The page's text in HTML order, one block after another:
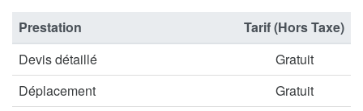
Prestation
Tarif (Hors Taxe)
Devis détaillé
Gratuit
Déplacement
Gratuit